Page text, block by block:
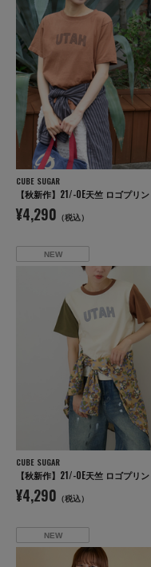
CUBE SUGAR
¥4,290 （税込）
NEW
CUBE SUGAR
¥4,290 （税込）
NEW